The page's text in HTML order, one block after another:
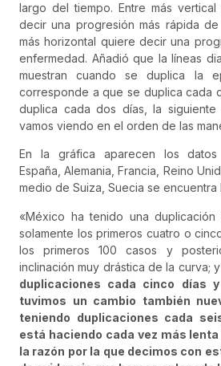
largo del tiempo. Entre más
decir una progresión más rápida
más horizontal quiere decir una
enfermedad. Añadió que la líneas
muestran cuando se duplica la
corresponde a que se duplica cada
duplica cada dos días, la
vamos viendo en el orden de las
En la gráfica aparecen los datos
España, Alemania, Francia, Reino
medio de Suiza, Suecia se encuentra
«México ha tenido una duplicación
solamente los primeros cuatro o
los primeros 100 casos y
inclinación muy drástica de la curva; y
duplicaciones cada cinco días
tuvimos un cambio también
teniendo duplicaciones cada
está haciendo cada vez más
la razón por la que decimos con